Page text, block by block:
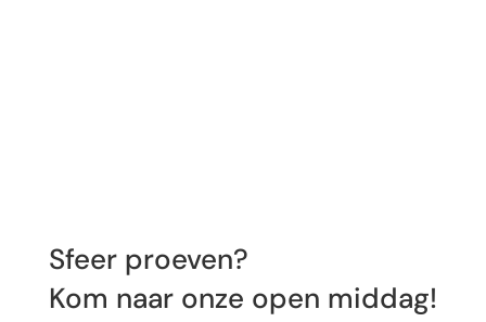
Sfeer proeven?
Kom naar onze open middag!